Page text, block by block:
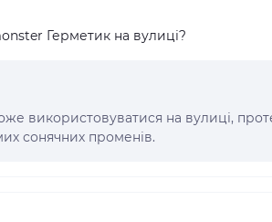
Герметик на вулиці?
використовуватися на вулиці,
сонячних променів.